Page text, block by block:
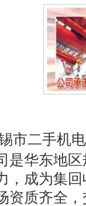
市二手机
是华东地
，成为集
资质齐全